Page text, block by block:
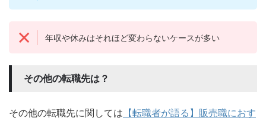
年収や休みはそれほど変わらないケースが多い
その他の転職先は？
その他の転職先に関しては 【転職者が語る】販売職におす